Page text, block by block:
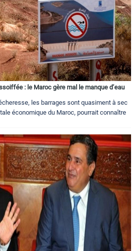
: le Maroc gère mal le manque d’eau
les barrages sont quasiment à sec
économique du Maroc, pourrait connaître